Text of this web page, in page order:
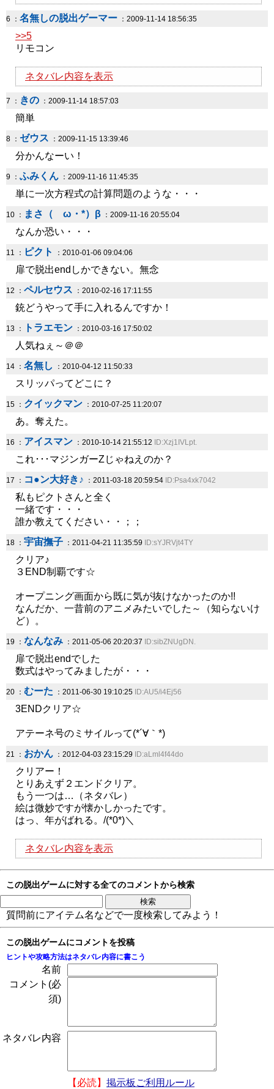
6 ： 名無しの脱出ゲーマー ：2009-11-14 18:56:35
>>5
リモコン
ネタバレ内容を表示
7 ： きの ：2009-11-14 18:57:03
簡単
8 ： ゼウス ：2009-11-15 13:39:46
分かんなーい！
9 ： ふみくん ：2009-11-16 11:45:35
単に一次方程式の計算問題のような・・・
10 ： まさ（ゝω・*）β ：2009-11-16 20:55:04
なんか恐い・・・
11 ： ピクト ：2010-01-06 09:04:06
扉で脱出endしかできない。無念
12 ： ペルセウス ：2010-02-16 17:11:55
銃どうやって手に入れるんですか！
13 ： トラエモン ：2010-03-16 17:50:02
人気ねぇ～＠＠
14 ： 名無し ：2010-04-12 11:50:33
スリッパってどこに？
15 ： クイックマン ：2010-07-25 11:20:07
あ。奪えた。
16 ： アイスマン ：2010-10-14 21:55:12 ID:Xzj1IVLpt.
これ･･･マジンガーZじゃねえのか？
17 ： コ●ン大好き♪ ：2011-03-18 20:59:54 ID:Psa4xk7042
私もピクトさんと全く
一緒です・・・
誰か教えてください・・；；
18 ： 宇宙撫子 ：2011-04-21 11:35:59 ID:sYJRVjt4TY
クリア♪
３END制覇です☆
オープニング画面から既に気が抜けなかったのか!!
なんだか、一昔前のアニメみたいでした～（知らないけ
ど）。
19 ： なんなみ ：2011-05-06 20:20:37 ID:sibZNUgDN.
扉で脱出endでした
数式はやってみましたが・・・
20 ： むーた ：2011-06-30 19:10:25 ID:AU5/i4Ej56
3ENDクリア☆
アテーネ号のミサイルって(*´∀｀*)
21 ： おかん ：2012-04-03 23:15:29 ID:aLml4f44do
クリアー！
とりあえず２エンドクリア。
もう一つは…（ネタバレ）
絵は微妙ですが懐かしかったです。
はっ、年がばれる。/(*0*)＼
ネタバレ内容を表示
この脱出ゲームに対する全てのコメントから検索
質問前にアイテム名などで一度検索してみよう！
この脱出ゲームにコメントを投稿
ヒントや攻略方法はネタバレ内容に書こう
名前
コメント(必
須)
ネタバレ内容
【必読】 掲示板ご利用ルール